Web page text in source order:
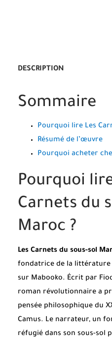
DESCRIPTION
Sommaire
Pourquoi lire Les
Résumé de l’œuvre
Pourquoi acheter
Pourquoi
Carnets du
Maroc ?
Les Carnets du sous-sol
fondatrice de la littérature
sur Mabooko. Écrit par
roman révolutionnaire a
pensée philosophique du
Camus. Le narrateur, un
réfugié dans son sous-sol